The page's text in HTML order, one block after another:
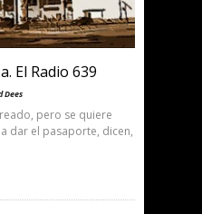
El Radio 639
Dees
pero se quiere
dar el pasaporte, dicen,